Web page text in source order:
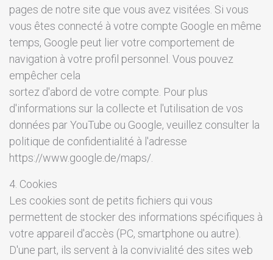
pages de notre site que vous avez visitées. Si vous
vous êtes connecté à votre compte Google en même
temps, Google peut lier votre comportement de
navigation à votre profil personnel. Vous pouvez
empêcher cela
sortez d'abord de votre compte. Pour plus
d'informations sur la collecte et l'utilisation de vos
données par YouTube ou Google, veuillez consulter la
politique de confidentialité à l'adresse
https://www.google.de/maps/.
4. Cookies
Les cookies sont de petits fichiers qui vous
permettent de stocker des informations spécifiques à
votre appareil d'accès (PC, smartphone ou autre).
D'une part, ils servent à la convivialité des sites web